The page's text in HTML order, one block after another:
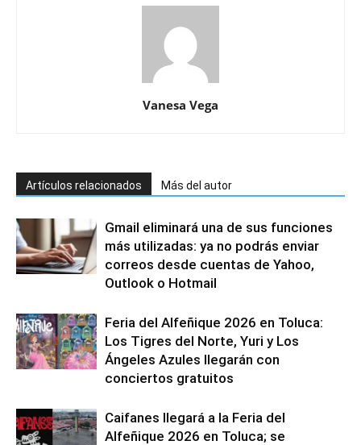
Vanesa Vega
Artículos relacionados Más del autor
Gmail eliminará una de sus funciones
más utilizadas: ya no podrás enviar
correos desde cuentas de Yahoo,
Outlook o Hotmail
Feria del Alfeñique 2026 en Toluca:
Los Tigres del Norte, Yuri y Los
Ángeles Azules llegarán con
conciertos gratuitos
Caifanes llegará a la Feria del
Alfeñique 2026 en Toluca; se